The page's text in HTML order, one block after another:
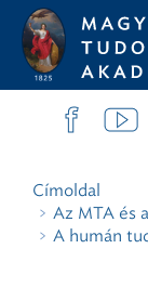
Címoldal
Az MTA és
A humán